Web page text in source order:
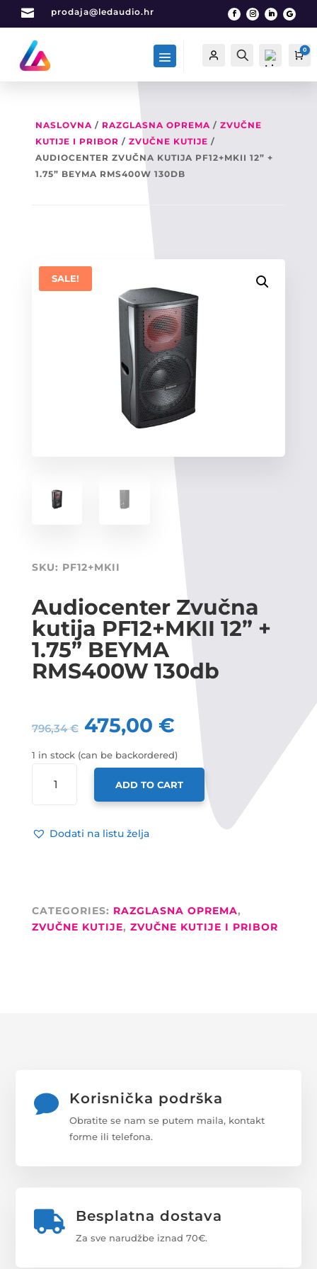
 prodaja@ledaudio.hr
Račun Traži
a
0
NASLOVNA/ RAZGLASNA OPREMA/ ZVUČNE
KUTIJE I PRIBOR / ZVUČNE KUTIJE /
AUDIOCENTER ZVUČNA KUTIJA PF12+MKII 12” +
1.75” BEYMA RMS400W 130DB
SKU: PF12+MKII
Audiocenter Zvučna
kutija PF12+MKII 12” +
1.75” BEYMA
RMS400W 130db
796,34€ 475,00 €
1 in stock (can be backordered)
AUDIOCENTER
ZVUČNA
12”
130DB
QUANTITY
ADD TO CART
Dodati na listu želja
SALE!
CATEGORIES: RAZGLASNA OPREMA,
ZVUČNE KUTIJE, ZVUČNE KUTIJE I PRIBOR
 Korisnička podrška
Obratite se nam se putem maila, kontakt
forme ili telefona.
 Besplatna dostava
Za sve narudžbe iznad 70€.